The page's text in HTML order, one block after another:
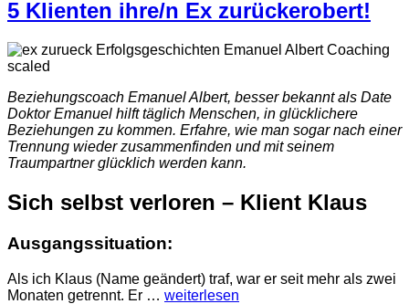
5 Klienten ihre/n Ex zurückerobert!
Beziehungscoach Emanuel Albert, besser bekannt als Date
Doktor Emanuel hilft täglich Menschen, in glücklichere
Beziehungen zu kommen. Erfahre, wie man sogar nach einer
Trennung wieder zusammenfinden und mit seinem
Traumpartner glücklich werden kann.
Sich selbst verloren – Klient Klaus
Ausgangssituation:
Als ich Klaus (Name geändert) traf, war er seit mehr als zwei
Monaten getrennt. Er … weiterlesen